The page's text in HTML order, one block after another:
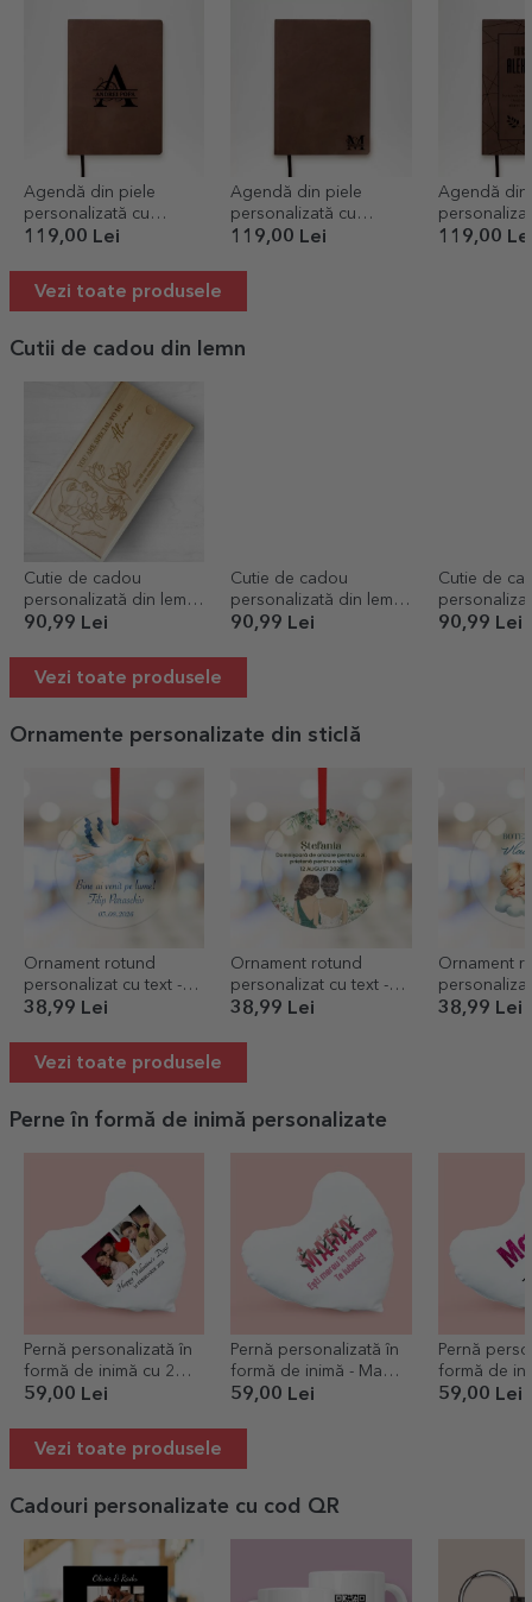
Agendă din piele
personalizată cu
monogramă și nume pe
119,00 Lei
Agendă din piele
personalizată cu
monogramă
119,00 Lei
Agendă din
119,00
Vezi toate produsele
Cutii de cadou din lemn
Cutie de cadou
personalizată din lemn
cu mesaj pentru ea
90,99 Lei
Cutie de cadou
personalizată din lemn
cu mesaj - Happy
90,99 Lei
Cutie de
cu mesaj -
90,99 Lei
Vezi toate produsele
Ornamente personalizate din sticlă
Ornament rotund
personalizat cu text -
Bine ai venit pe lume
38,99 Lei
Ornament rotund
personalizat cu text -
Domnișoare de onoare
38,99 Lei
Ornament
Botez
38,99 Lei
Vezi toate produsele
Perne în formă de inimă personalizate
Pernă personalizată în
formă de inimă cu 2
poze și text
59,00 Lei
Pernă personalizată în
formă de inimă - Mamă
dragă
59,00 Lei
Pernă
formă de
de mamă
59,00 Lei
Vezi toate produsele
Cadouri personalizate cu cod QR